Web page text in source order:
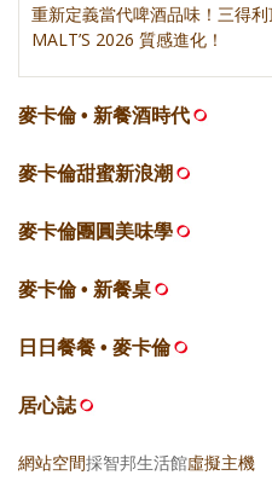
重新定義當代啤酒品味！三得
MALT’S 2026 質感進化！
麥卡倫 • 新餐酒時代
麥卡倫甜蜜新浪潮
麥卡倫團圓美味學
麥卡倫 • 新餐桌
日日餐餐 • 麥卡倫
居心誌
網站空間採智邦生活館虛擬主機